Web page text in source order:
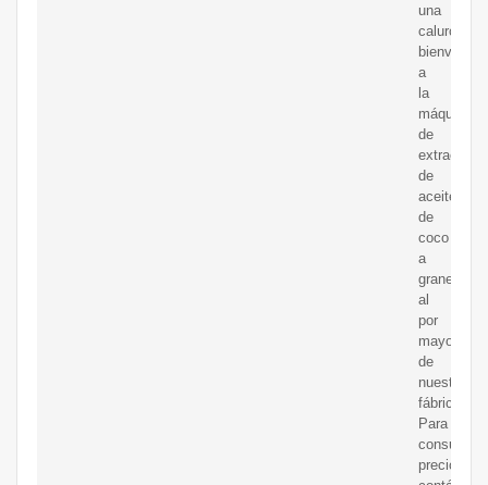
una
calurosa
bienvenida
a
la
máquina
de
extracción
de
aceite
de
coco
a
granel
al
por
mayor
de
nuestra
fábrica.
Para
consultar
precios,